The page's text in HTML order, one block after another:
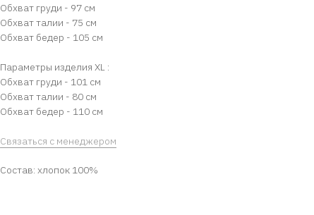
Обхват груди - 97 см
Обхват талии - 75 см
Обхват бедер - 105 см
Параметры изделия ХL :
Обхват груди - 101 см
Обхват талии - 80 см
Обхват бедер - 110 см
Связаться с менеджером
Состав: хлопок 100%